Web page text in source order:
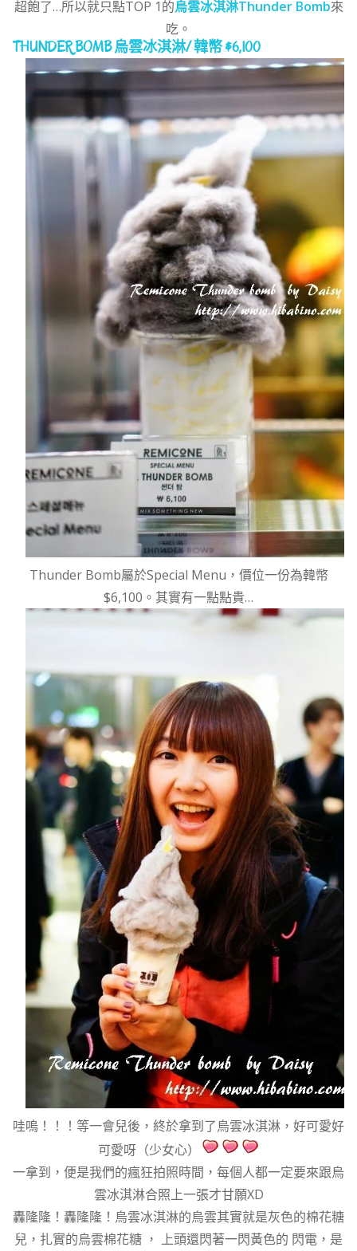
超飽了…所以就只點TOP 1的烏雲冰淇淋Thunder Bomb來
吃。
THUNDER BOMB 烏雲冰淇淋/韓幣$6,100
Thunder Bomb屬於Special Menu，價位一份為韓幣
$6,100。其實有一點點貴…
哇嗚！！！等一會兒後，終於拿到了烏雲冰淇淋，好可愛好
可愛呀（少女心）
一拿到，便是我們的瘋狂拍照時間，每個人都一定要來跟烏
雲冰淇淋合照上一張才甘願XD
轟隆隆！轟隆隆！烏雲冰淇淋的烏雲其實就是灰色的棉花糖
兒，扎實的烏雲棉花糖 ， 上頭還閃著一閃黃色的 閃電，是